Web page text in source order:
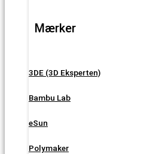
Mærker
3DE (3D Eksperten)
Bambu Lab
eSun
Polymaker